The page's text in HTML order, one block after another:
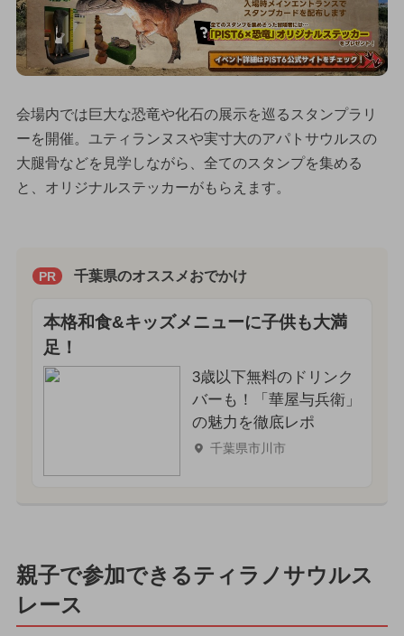
会場内では巨大な恐竜や化石の展示を巡るスタンプラリ
ーを開催。ユティランヌスや実寸大のアパトサウルスの
大腿骨などを見学しながら、全てのスタンプを集める
と、オリジナルステッカーがもらえます。
PR 千葉県のオススメおでかけ
本格和食&キッズメニューに子供も大満
足！
3歳以下無料のドリンク
バーも！「華屋与兵衛」
の魅力を徹底レポ
千葉県市川市
親子で参加できるティラノサウルス
レース